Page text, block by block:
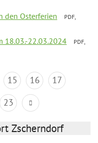
den Osterferien
PDF,
18.03.-22.03.2024
PDF,
15 16
17
23
Zscherndorf